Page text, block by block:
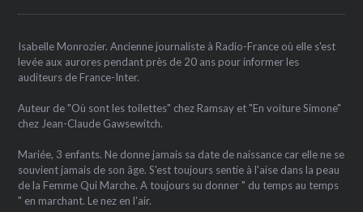
Isabelle Monrozier. Ancienne journaliste à Radio-France où elle s'est
levée aux aurores pendant près de 20 ans pour informer les
auditeurs de France-Inter.
Auteur de "Où sont les toilettes" chez Ramsay et "En voiture Simone"
chez Jean-Claude Gawsewitch.
Mariée, 3 enfants. Ne donne jamais sa date de naissance car elle ne se
souvient jamais de son âge. S'est toujours sentie à l'aise dans la peau
de la Femme Qui Marche. A toujours su donner " du temps au temps
" en marchant. Le nez en l'air.